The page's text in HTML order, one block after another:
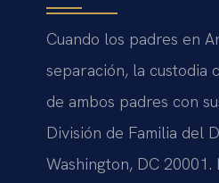
Cuando los padres en
separación, la custodia
de ambos padres con
División de Familia del
Washington, DC 20001.